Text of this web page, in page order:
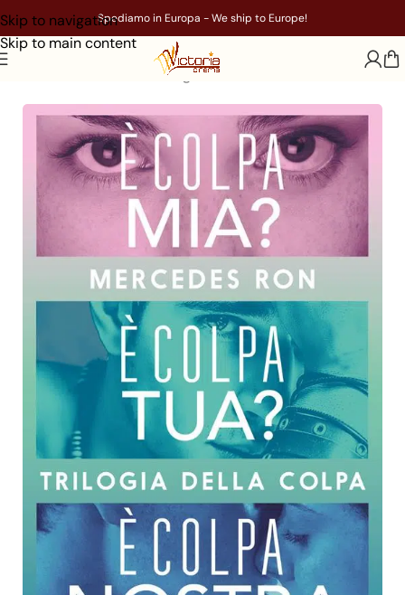
Skip to navigation
Skip to main content
Spediamo in Europa - We ship to Europe!
Young Adult